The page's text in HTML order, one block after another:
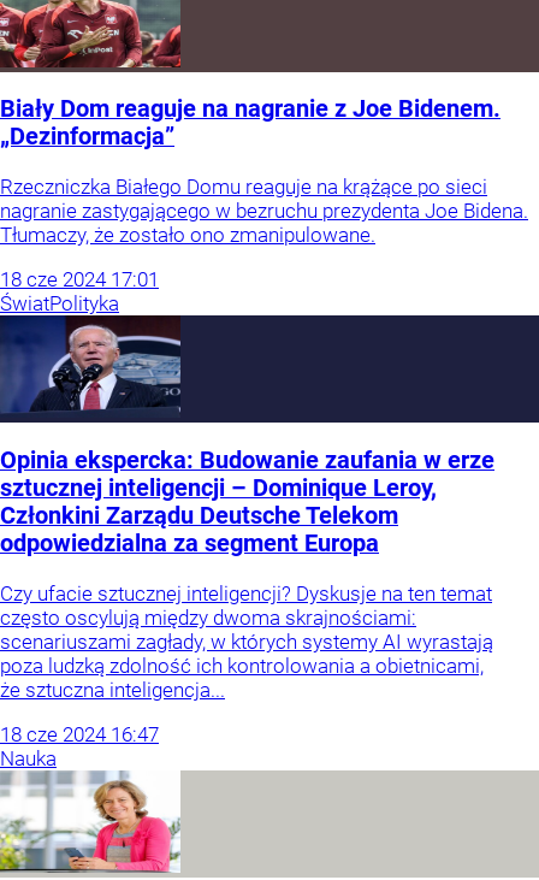
Biały Dom reaguje na nagranie z Joe Bidenem.
„Dezinformacja”
Rzeczniczka Białego Domu reaguje na krążące po sieci
nagranie zastygającego w bezruchu prezydenta Joe Bidena.
Tłumaczy, że zostało ono zmanipulowane.
18 cze 2024 17:01
ŚwiatPolityka
Opinia ekspercka: Budowanie zaufania w erze
sztucznej inteligencji – Dominique Leroy,
Członkini Zarządu Deutsche Telekom
odpowiedzialna za segment Europa
Czy ufacie sztucznej inteligencji? Dyskusje na ten temat
często oscylują między dwoma skrajnościami:
scenariuszami zagłady, w których systemy AI wyrastają
poza ludzką zdolność ich kontrolowania a obietnicami,
że sztuczna inteligencja...
18 cze 2024 16:47
Nauka